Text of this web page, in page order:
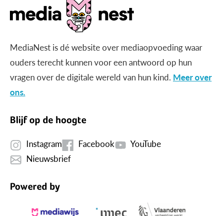
MediaNest is dé website over mediaopvoeding waar
ouders terecht kunnen voor een antwoord op hun
vragen over de digitale wereld van hun kind. Meer over
ons.
Blijf op de hoogte
Instagram Facebook
YouTube
Nieuwsbrief
Powered by